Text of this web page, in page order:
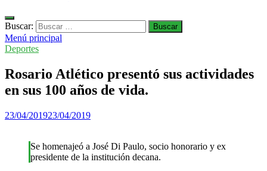
Buscar:
Menú principal
Deportes
Rosario Atlético presentó sus actividades
en sus 100 años de vida.
23/04/201923/04/2019
Se homenajeó a José Di Paulo, socio honorario y ex
presidente de la institución decana.